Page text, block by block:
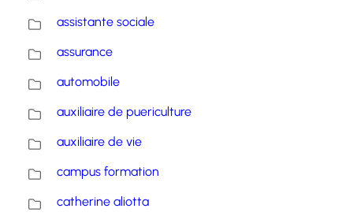
assistante sociale
assurance
automobile
auxiliaire de puericulture
auxiliaire de vie
campus formation
catherine aliotta